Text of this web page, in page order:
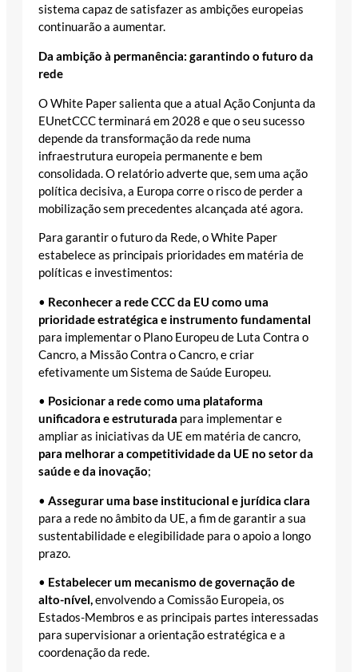
sistema capaz de satisfazer as ambições europeias
continuarão a aumentar.
Da ambição à permanência: garantindo o futuro da
rede
O White Paper salienta que a atual Ação Conjunta da
EUnetCCC terminará em 2028 e que o seu sucesso
depende da transformação da rede numa
infraestrutura europeia permanente e bem
consolidada. O relatório adverte que, sem uma ação
política decisiva, a Europa corre o risco de perder a
mobilização sem precedentes alcançada até agora.
Para garantir o futuro da Rede, o White Paper
estabelece as principais prioridades em matéria de
políticas e investimentos:
• Reconhecer a rede CCC da EU como uma
prioridade estratégica e instrumento fundamental
para implementar o Plano Europeu de Luta Contra o
Cancro, a Missão Contra o Cancro, e criar
efetivamente um Sistema de Saúde Europeu.
• Posicionar a rede como uma plataforma
unificadora e estruturada para implementar e
ampliar as iniciativas da UE em matéria de cancro,
para melhorar a competitividade da UE no setor da
saúde e da inovação;
• Assegurar uma base institucional e jurídica clara
para a rede no âmbito da UE, a fim de garantir a sua
sustentabilidade e elegibilidade para o apoio a longo
prazo.
• Estabelecer um mecanismo de governação de
alto-nível,envolvendo a Comissão Europeia, os
Estados-Membros e as principais partes interessadas
para supervisionar a orientação estratégica e a
coordenação da rede.